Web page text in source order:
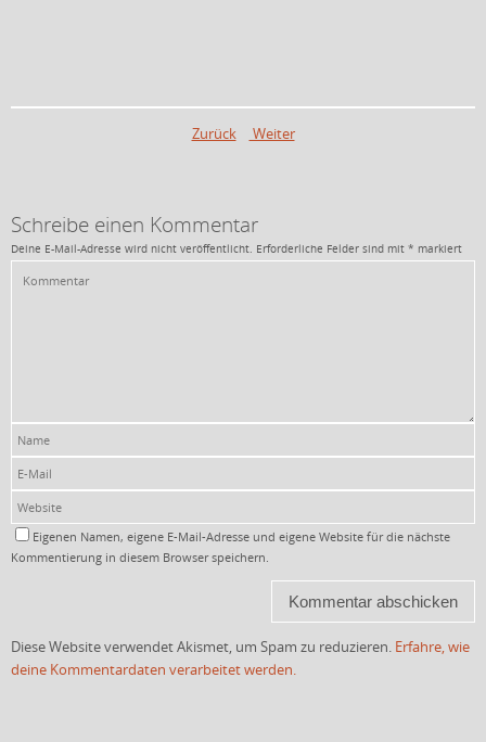
Zurück Weiter
Schreibe einen Kommentar
Deine E-Mail-Adresse wird nicht veröffentlicht. Erforderliche Felder sind mit * markiert
Eigenen Namen, eigene E-Mail-Adresse und eigene Website für die nächste
Kommentierung in diesem Browser speichern.
Diese Website verwendet Akismet, um Spam zu reduzieren. Erfahre, wie
deine Kommentardaten verarbeitet werden.